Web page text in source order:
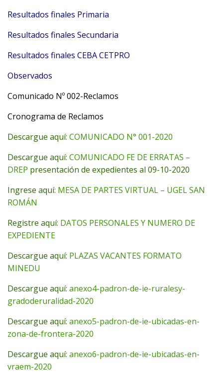
Resultados finales Primaria
Resultados finales Secundaria
Resultados finales CEBA CETPRO
Observados
Comunicado Nº 002-Reclamos
Cronograma de Reclamos
Descargue aquí: COMUNICADO N° 001-2020
Descargue aquí: COMUNICADO FE DE ERRATAS –
DREP presentación de expedientes al 09-10-2020
Ingrese aquí: MESA DE PARTES VIRTUAL – UGEL SAN
ROMÁN
Registre aquí: DATOS PERSONALES Y NUMERO DE
EXPEDIENTE
Descargue aquí: PLAZAS VACANTES FORMATO
MINEDU
Descargue aquí: anexo4-padron-de-ie-ruralesy-
gradoderuralidad-2020
Descargue aquí: anexo5-padron-de-ie-ubicadas-en-
zona-de-frontera-2020
Descargue aquí: anexo6-padron-de-ie-ubicadas-en-
vraem-2020